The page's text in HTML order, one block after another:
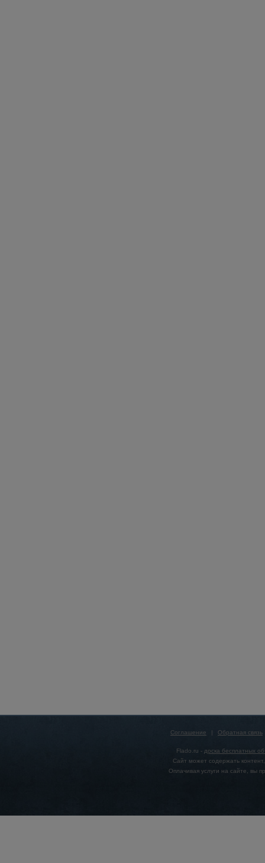
Соглашение | Обратная связь
Flado.ru - доска бесплатных
Сайт может содержать
Оплачивая услуги на сайте, вы